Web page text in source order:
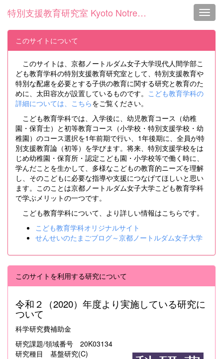
特別支援教育研究室 Kyoto Notre Dame Univ.
このサイトについて
このサイトは、京都ノートルダム女子大学現代人間学部こ
ども教育学科の特別支援教育研究室として、特別支援教育や
特別な配慮を必要とする子供の教育に関する研究と教育のた
めに、太田容次が設置しているものです。 こども教育学科の
詳細については、こちらをご覧ください。
こども教育学科では、入学後に、幼児教育コース（幼稚
園・保育士）と初等教育コース（小学校・特別支援学校・幼
稚園）のコース選択を1年前期で行い、1年後期に、全員が特
別支援教育論（初等）を学びます。将来、特別支援学校をは
じめ幼稚園・保育所・認定こども園・小学校等で働く時に、
学んだことを生かして、多様なこどもの教育的ニーズを理解
し、そのこどもに必要な指導や支援につなげてほしいと思い
ます。このことは京都ノートルダム女子大学こども教育学科
で学ぶメリットの一つです。
こども教育学科について、より詳しい情報はこちらです。
こども教育学科オリジナルサイト
せんせいのたまごブログ～京都ノートルダム女子大学
このサイトを利用する研究について
令和２（2020）年度より実施している研究に
ついて
科学研究費補助金
研究課題/領域番号 20K03134
研究種目 基盤研究(C)